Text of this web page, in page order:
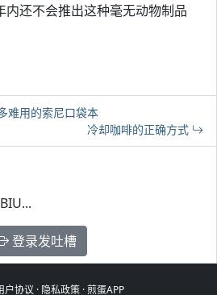
内还不会推出这种毫无动物制品
难用的索尼口袋本
冷却咖啡的正确方式
登录发吐槽
户协议 · 隐私政策·煎蛋APP